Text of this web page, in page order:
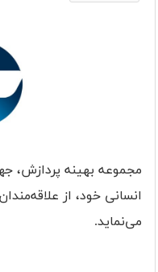
مجموعه بهینه پردازش،
انسانی خود، از
می‌نماید.